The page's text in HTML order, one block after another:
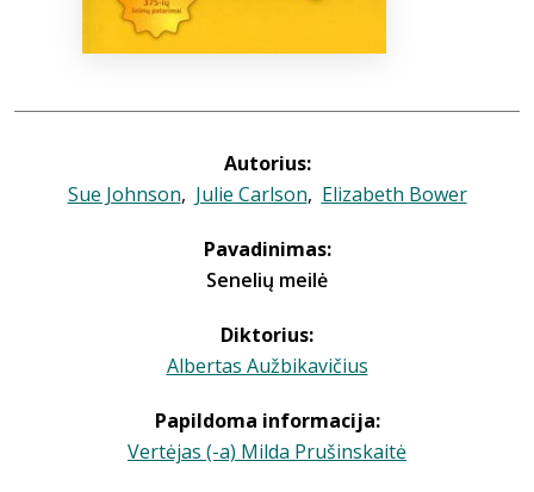
Autorius:
Sue Johnson, Julie Carlson, Elizabeth Bower
Pavadinimas:
Senelių meilė
Diktorius:
Albertas Aužbikavičius
Papildoma informacija:
Vertėjas (-a) Milda Prušinskaitė